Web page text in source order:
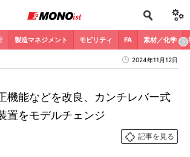
製造マネジメント モビリティ FA 素材／化学
2024年11月12日
機能などを改良、カンチレバー式
置をモデルチェンジ
記事を見る